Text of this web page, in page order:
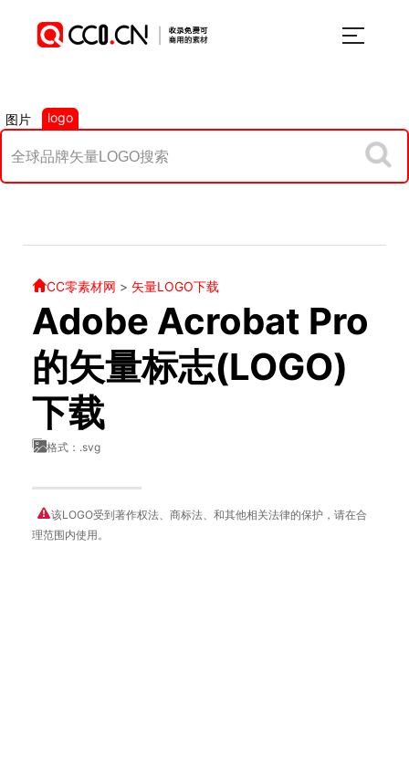
图片 logo
CC零素材网 > 矢量LOGO下载
Adobe Acrobat Pro
的矢量标志(LOGO)
下载
格式：.svg
该LOGO受到著作权法、商标法、和其他相关法律的保护，请在合
理范围内使用。